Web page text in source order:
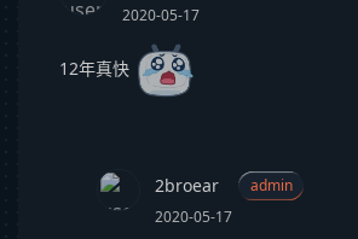
2020-05-17
12年真快
2broear
admin
2020-05-17